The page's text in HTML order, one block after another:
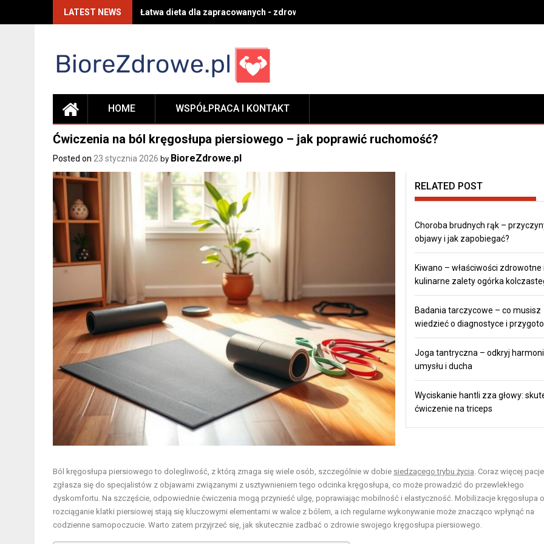
LATEST NEWS Łatwa dieta dla zapracowanych - zdrowe nawyki na co dzień
HOME WSPÓŁPRACA I KONTAKT
Ćwiczenia na ból kręgosłupa piersiowego – jak poprawić ruchomość?
Posted on 23 stycznia 2026 by BioreZdrowe.pl
RELATED POST
Choroba brudnych rąk –
objawy i jak zapobiegać?
Kiwano – właściwości zdrowotne
kulinarne zalety ogórka
Badania tarczycowe – co musisz
wiedzieć o diagnostyce i
Joga tantryczna – odkryj
umysłu i ducha
Wyciskanie hantli zza głowy:
ćwiczenie na triceps
Ból kręgosłupa piersiowego to dolegliwość, z którą zmaga się wiele osób, szczególnie w dobie siedzącego trybu życia . Coraz więcej
zgłasza się do specjalistów z objawami związanymi z usztywnieniem tego odcinka kręgosłupa, co może prowadzić do przewlekłego
dyskomfortu. Na szczęście, odpowiednie ćwiczenia mogą przynieść ulgę, poprawiając mobilność i elastyczność. Mobilizacje kręgosłupa
rozciąganie klatki piersiowej stają się kluczowymi elementami w walce z bólem, a ich regularne wykonywanie może znacząco wpłynąć na
codzienne samopoczucie. Warto zatem przyjrzeć się, jak skutecznie zadbać o zdrowie swojego kręgosłupa piersiowego.